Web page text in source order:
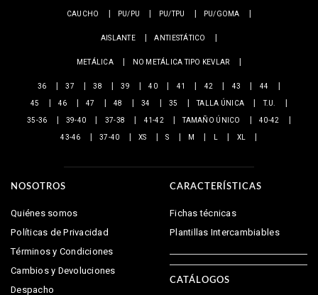
CAUCHO PU/PU PU/TPU PU/GOMA
AISLANTE ANTIESTÁTICO
METÁLICA NO METÁLICA TIPO KEVLAR
36 37 38 39 40 41 42 43
44
45
46 47 48 34 35 TALLA ÚNICA
T.U.
35-36
39-40 37-38 41-42 TAMAÑO ÚNICO
40-42
43-46
37-40 XS S M L XL
NOSOTROS
Quiénes somos
Políticas de Privacidad
Términos y Condiciones
Cambios y Devoluciones
Despacho
CARACTERÍSTICAS
Fichas técnicas
Plantillas Intercambiables
CATÁLOGOS